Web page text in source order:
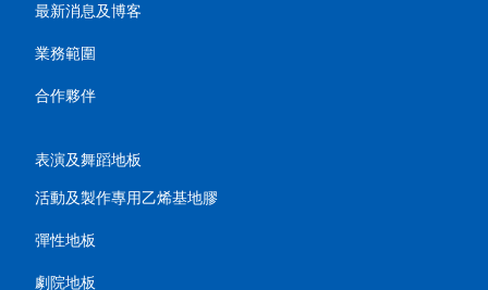
最新消息及博客
業務範圍
合作夥伴
表演及舞蹈地板
活動及製作專用乙烯基地膠
彈性地板
劇院地板